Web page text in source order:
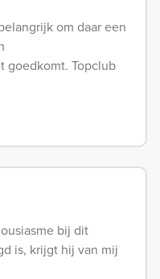
om daar een
goedkomt. Topclub
bij dit
is, krijgt hij van mij